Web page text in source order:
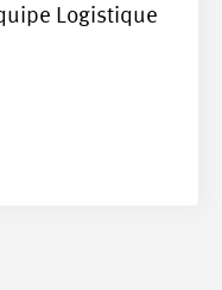
Logistique